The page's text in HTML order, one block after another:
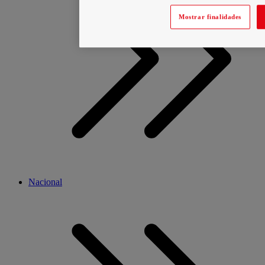
Nacional
Mostrar finalidades